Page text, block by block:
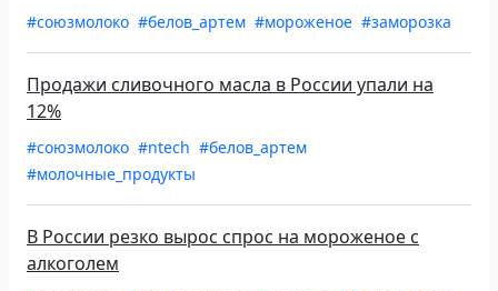
#союзмолоко #белов_артем #мороженое #заморозка
Продажи сливочного масла в России упали на
12%
#союзмолоко #ntech #белов_артем
#молочные_продукты
В России резко вырос спрос на мороженое с
алкоголем